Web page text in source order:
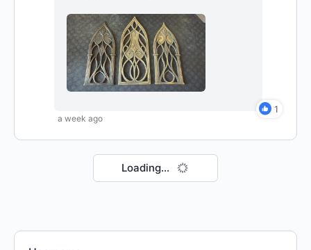
1
a week ago
Loading...